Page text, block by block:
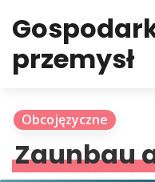
przemysł
Obcojęzyczne
Zaunbau